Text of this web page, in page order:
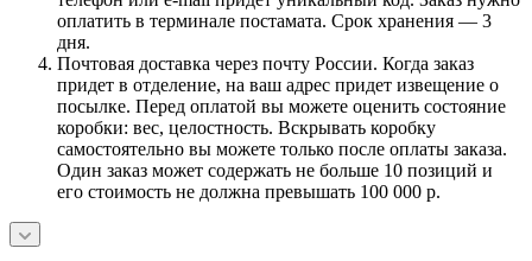
оплатить в терминале постамата. Срок хранения — 3
дня.
Почтовая доставка через почту России. Когда заказ
придет в отделение, на ваш адрес придет извещение о
посылке. Перед оплатой вы можете оценить состояние
коробки: вес, целостность. Вскрывать коробку
самостоятельно вы можете только после оплаты заказа.
Один заказ может содержать не больше 10 позиций и
его стоимость не должна превышать 100 000 р.